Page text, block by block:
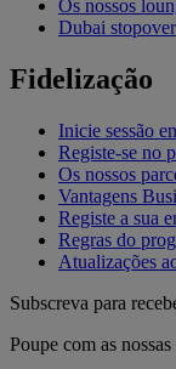
Os nossos
Dubai stopover
Fidelização
Inicie sessão
Registe-se no
Os nossos
Vantagens
Registe a sua
Regras do
Atualizações
Subscreva para
Poupe com as